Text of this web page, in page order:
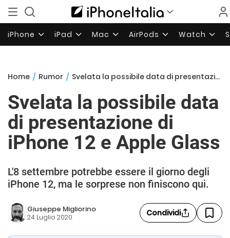
iPhone iPad Mac AirPods Watch
Home / Rumor / Svelata la possibile data di presentazione di iPhone 12 e Apple Glass
Svelata la possibile data
di presentazione di
iPhone 12 e Apple Glass
L'8 settembre potrebbe essere il giorno degli
iPhone 12, ma le sorprese non finiscono qui.
Giuseppe Migliorino
24 Luglio 2020 Condividi